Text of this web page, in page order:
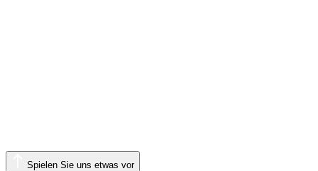
Spielen Sie uns etwas vor